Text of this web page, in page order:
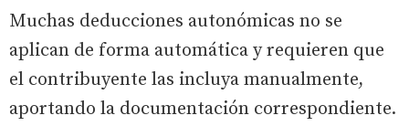
Muchas deducciones autonómicas no se
aplican de forma automática y requieren que
el contribuyente las incluya manualmente,
aportando la documentación correspondiente.